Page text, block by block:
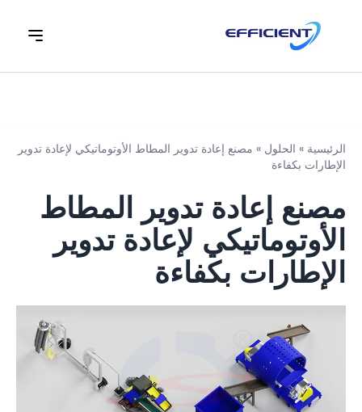
الرئيسية » الحلول » مصنع إعادة تدوير المطاط الأوتوماتيكي لإعادة تدوير
الإطارات بكفاءة
مصنع إعادة تدوير المطاط
الأوتوماتيكي لإعادة تدوير
الإطارات بكفاءة